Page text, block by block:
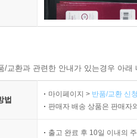
교환과 관련한 안내가 있는경우 아
법
마이페이지 > 반품/교환 신
판매자 배송 상품은 판매자
출고 완료 후 10일 이내의